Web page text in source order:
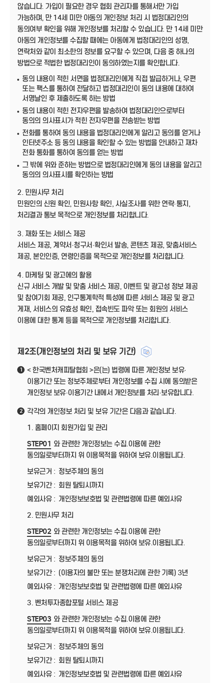
않습니다. 가입이 필요한 경우 협회 관리자를 통해서만 가입
가능하며, 만 14세 미만 아동의 개인정보 처리 시 법정대리인의
동의여부 확인을 위해 개인정보를 처리할 수 있습니다. 만 14세 미만
아동의 개인정보를 수집할 때에는 아동에게 법정대리인의 성명,
연락처와 같이 최소한의 정보를 요구할 수 있으며, 다음 중 하나의
방법으로 적법한 법정대리인이 동의하였는지를 확인합니다.
동의 내용이 적힌 서면을 법정대리인에게 직접 발급하거나, 우편
또는 팩스를 통하여 전달하고 법정대리인이 동의 내용에 대하여
서명날인 후 제출하도록 하는 방법
동의 내용이 적힌 전자우편을 발송하여 법정대리인으로부터
동의의 의사표시가 적힌 전자우편을 전송받는 방법
전화를 통하여 동의 내용을 법정대리인에게 알리고 동의를 얻거나
인터넷주소 등 동의 내용을 확인할 수 있는 방법을 안내하고 재차
전화 통화를 통하여 동의를 얻는 방법
그 밖에 위와 준하는 방법으로 법정대리인에게 동의 내용을 알리고
동의의 의사표시를 확인하는 방법
2. 민원사무 처리
민원인의 신원 확인, 민원사항 확인, 사실조사를 위한 연락·통지,
처리결과 통보 목적으로 개인정보를 처리합니다.
3. 재화 또는 서비스 제공
서비스 제공, 계약서·청구서·확인서 발송, 콘텐츠 제공, 맞춤서비스
제공, 본인인증, 연령인증을 목적으로 개인정보를 처리합니다.
4. 마케팅 및 광고에의 활용
신규 서비스 개발 및 맞춤 서비스 제공, 이벤트 및 광고성 정보 제공
및 참여기회 제공, 인구통계학적 특성에 따른 서비스 제공 및 광고
게재, 서비스의 유효성 확인, 접속빈도 파악 또는 회원의 서비스
이용에 대한 통계 등을 목적으로 개인정보를 처리합니다.
제2조(개인정보의 처리 및 보유 기간)
1
< 한국벤처캐피탈협회 >은(는) 법령에 따른 개인정보 보유·
이용기간 또는 정보주체로부터 개인정보를 수집 시에 동의받은
개인정보 보유·이용기간 내에서 개인정보를 처리·보유합니다.
2
각각의 개인정보 처리 및 보유 기간은 다음과 같습니다.
1. 홈페이지 회원가입 및 관리
STEP01 와 관련한 개인정보는 수집.이용에 관한
동의일로부터까지 위 이용목적을 위하여 보유.이용됩니다.
보유근거 : 정보주체의 동의
보유기간 : 회원 탈퇴시까지
예외사유 : 개인정보보호법 및 관련법령에 따른 예외사유
2. 민원사무 처리
STEP02 와 관련한 개인정보는 수집.이용에 관한
동의일로부터까지 위 이용목적을 위하여 보유.이용됩니다.
보유근거 : 정보주체의 동의
보유기간 : (이용자의 불만 또는 분쟁처리에 관한 기록) 3년
예외사유 : 개인정보보호법 및 관련법령에 따른 예외사유
3. 벤처투자종합포털 서비스 제공
STEP03 와 관련한 개인정보는 수집.이용에 관한
동의일로부터까지 위 이용목적을 위하여 보유.이용됩니다.
보유근거 : 정보주체의 동의
보유기간 : 회원 탈퇴시까지
예외사유 : 개인정보보호법 및 관련법령에 따른 예외사유